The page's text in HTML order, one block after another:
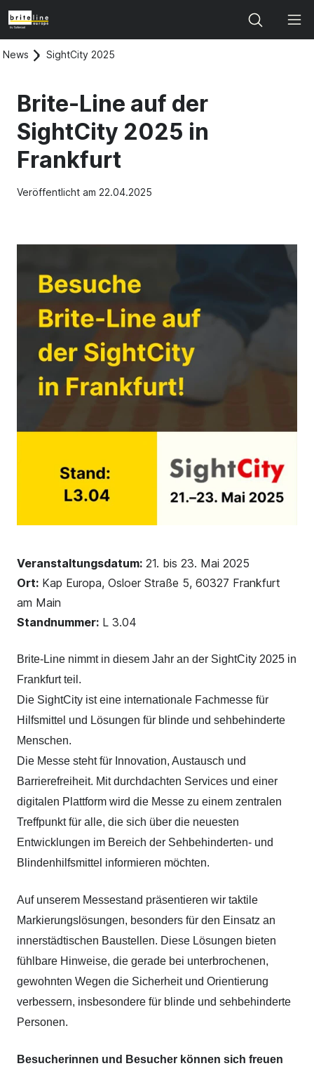
Search
News SightCity 2025
Brite-Line auf der
SightCity 2025 in
Frankfurt
Veröffentlicht am 22.04.2025
Veranstaltungsdatum: 21. bis 23. Mai 2025
Ort: Kap Europa, Osloer Straße 5, 60327 Frankfurt
am Main
Standnummer: L 3.04
Brite-Line nimmt in diesem Jahr an der SightCity 2025 in
Frankfurt teil.
Die SightCity ist eine internationale Fachmesse für
Hilfsmittel und Lösungen für blinde und sehbehinderte
Menschen.
Die Messe steht für Innovation, Austausch und
Barrierefreiheit. Mit durchdachten Services und einer
digitalen Plattform wird die Messe zu einem zentralen
Treffpunkt für alle, die sich über die neuesten
Entwicklungen im Bereich der Sehbehinderten- und
Blindenhilfsmittel informieren möchten.
Auf unserem Messestand präsentieren wir taktile
Markierungslösungen, besonders für den Einsatz an
innerstädtischen Baustellen. Diese Lösungen bieten
fühlbare Hinweise, die gerade bei unterbrochenen,
gewohnten Wegen die Sicherheit und Orientierung
verbessern, insbesondere für blinde und sehbehinderte
Personen.
Besucherinnen und Besucher können sich freuen